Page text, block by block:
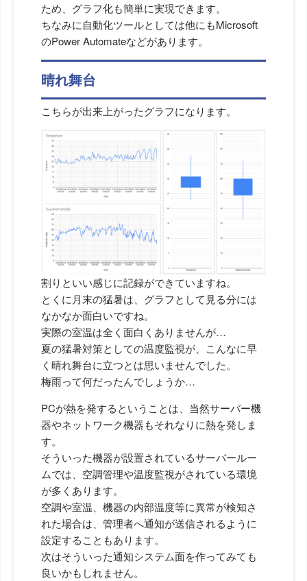
ため、グラフ化も簡単に実現できます。
ちなみに自動化ツールとしては他にもMicrosoft
のPower Automateなどがあります。
晴れ舞台
こちらが出来上がったグラフになります。
割りといい感じに記録ができていますね。
とくに月末の猛暑は、グラフとして見る分には
なかなか面白いですね。
実際の室温は全く面白くありませんが…
夏の猛暑対策としての温度監視が、こんなに早
く晴れ舞台に立つとは思いませんでした。
梅雨って何だったんでしょうか…
PCが熱を発するということは、当然サーバー機
器やネットワーク機器もそれなりに熱を発しま
す。
そういった機器が設置されているサーバールー
ムでは、空調管理や温度監視がされている環境
が多くあります。
空調や室温、機器の内部温度等に異常が検知さ
れた場合は、管理者へ通知が送信されるように
設定することもあります。
次はそういった通知システム面を作ってみても
良いかもしれません。